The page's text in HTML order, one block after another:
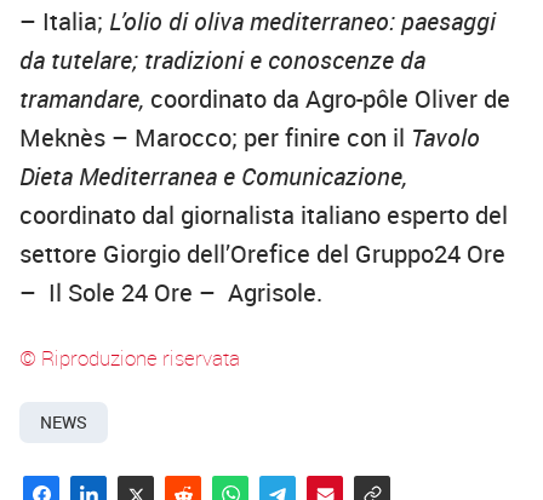
– Italia; L’olio di oliva mediterraneo: paesaggi
da tutelare; tradizioni e conoscenze da
tramandare, coordinato da Agro-pôle Oliver de
Meknès – Marocco; per finire con il Tavolo
Dieta Mediterranea e Comunicazione,
coordinato dal giornalista italiano esperto del
settore Giorgio dell’Orefice del Gruppo24 Ore
– Il Sole 24 Ore – Agrisole.
© Riproduzione riservata
NEWS